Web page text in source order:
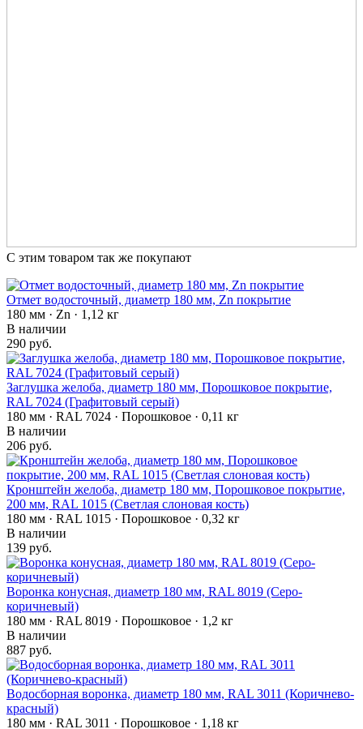
С этим товаром так же покупают
Отмет водосточный, диаметр 180 мм, Zn покрытие
180 мм · Zn · 1,12 кг
В наличии
290 руб.
Заглушка желоба, диаметр 180 мм, Порошковое покрытие,
RAL 7024 (Графитовый серый)
180 мм · RAL 7024 · Порошковое · 0,11 кг
В наличии
206 руб.
Кронштейн желоба, диаметр 180 мм, Порошковое покрытие,
200 мм, RAL 1015 (Светлая слоновая кость)
180 мм · RAL 1015 · Порошковое · 0,32 кг
В наличии
139 руб.
Воронка конусная, диаметр 180 мм, RAL 8019 (Серо-
коричневый)
180 мм · RAL 8019 · Порошковое · 1,2 кг
В наличии
887 руб.
Водосборная воронка, диаметр 180 мм, RAL 3011 (Коричнево-
красный)
180 мм · RAL 3011 · Порошковое · 1,18 кг